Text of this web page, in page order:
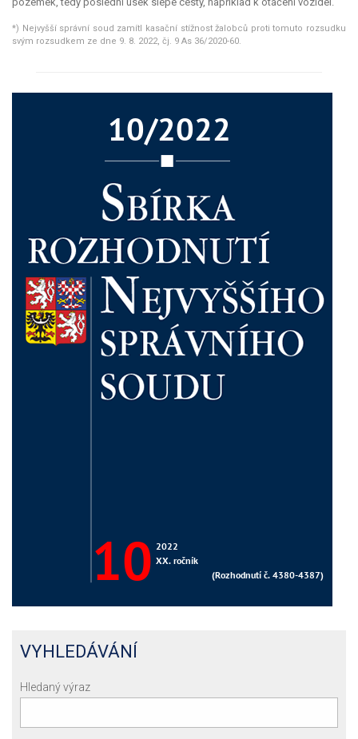
*) Nejvyšší správní soud zamítl kasační stížnost žalobců proti tomuto rozsudku
svým rozsudkem ze dne 9. 8. 2022, čj. 9 As 36/2020-60.
VYHLEDÁVÁNÍ
Hledaný výraz